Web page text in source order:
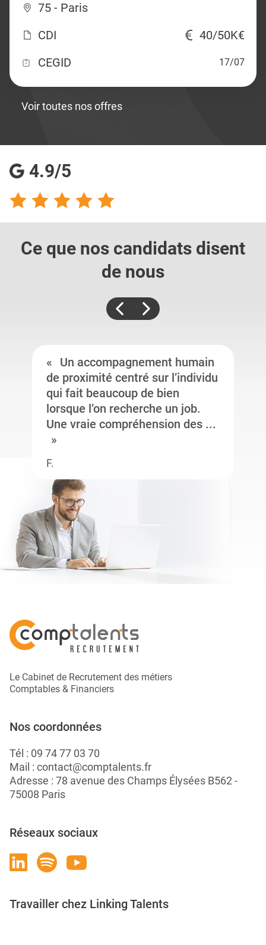
75 - Paris
CDI
40/50K€
CEGID
17/07
Voir toutes nos offres
4.9/5
Ce que nos candidats disent
de nous
Un accompagnement humain
de proximité centré sur l’individu
qui fait beaucoup de bien
lorsque l’on recherche un job.
Une vraie compréhension des ...
F.
Le Cabinet de Recrutement des métiers
Comptables & Financiers
Nos coordonnées
Tél : 09 74 77 03 70
Mail : contact@comptalents.fr
Adresse : 78 avenue des Champs Élysées B562 -
75008 Paris
Réseaux sociaux
Travailler chez Linking Talents